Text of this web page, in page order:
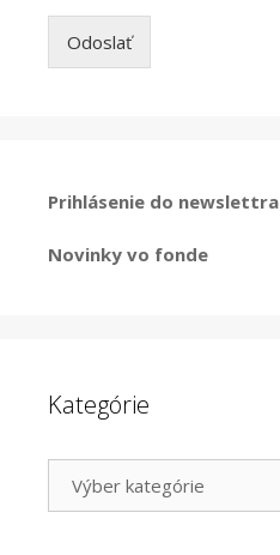
Odoslať
Prihlásenie do newslettra
Novinky vo fonde
Kategórie